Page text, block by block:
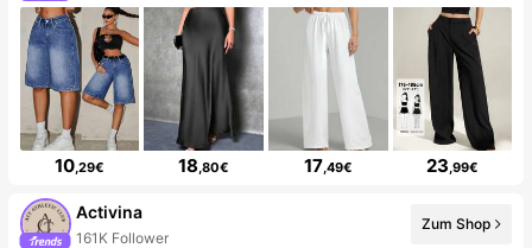
10,29€ 18,80€ 17,49€ 23,99€
Activina
161K Follower
Zum Shop